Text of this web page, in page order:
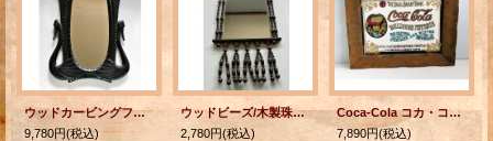
ウッドカービングフレーム ウォールミラー 壁掛け鏡 バード＆フラワー
9,780円(税込)
ウッドビーズ/木製珠 壁掛け鏡/ミラー
2,780円(税込)
Coca-Cola コカ・コーラ ウォールミラー パブミラー ウッドフレーム
7,890円(税込)